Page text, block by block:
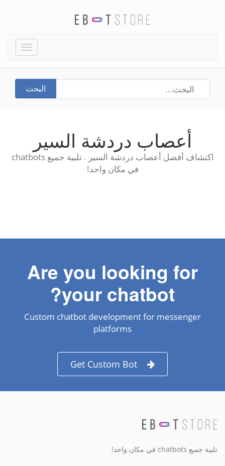
Toggle
البحث
أعصاب دردشة السير
اكتشاف أفضل أعصاب دردشة السير . تلبية جميع chatbots
في مكان واحد!
Are you looking for
your chatbot?
Custom chatbot development for messenger
platforms
Get Custom Bot
تلبية جميع chatbots في مكان واحد!